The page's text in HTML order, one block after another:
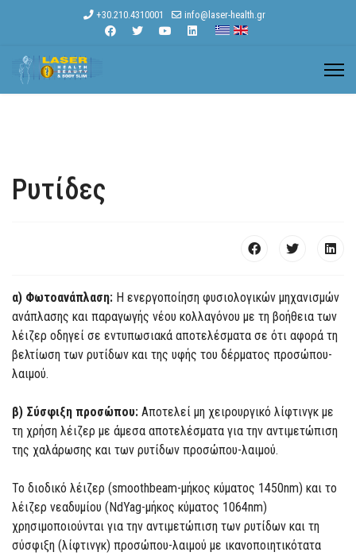
+30.210.4310001 info@laser-health.gr
Ρυτίδες
α) Φωτοανάπλαση: Η ενεργοποίηση φυσιολογικών μηχανισμών
ανάπλασης και παραγωγής νέου κολλαγόνου με τη βοήθεια των
λέιζερ οδηγεί σε εντυπωσιακά αποτελέσματα σε ότι αφορά τη
βελτίωση των ρυτίδων και της υφής του δέρματος προσώπου-
λαιμού.
β) Σύσφιξη προσώπου: Αποτελεί μη χειρουργικό λίφτινγκ με
τη χρήση λέιζερ με άμεσα αποτελέσματα για την αντιμετώπιση
της χαλάρωσης και των ρυτίδων προσώπου-λαιμού.
Το διοδικό λέιζερ (smoothbeam-μήκος κύματος 1450nm) και το
λέιζερ νεαδυμίου (NdYag-μήκος κύματος 1064nm)
χρησιμοποιούνται για την αντιμετώπιση των ρυτίδων και τη
σύσφιξη (λίφτινγκ) προσώπου-λαιμού με ικανοποιητικότατα